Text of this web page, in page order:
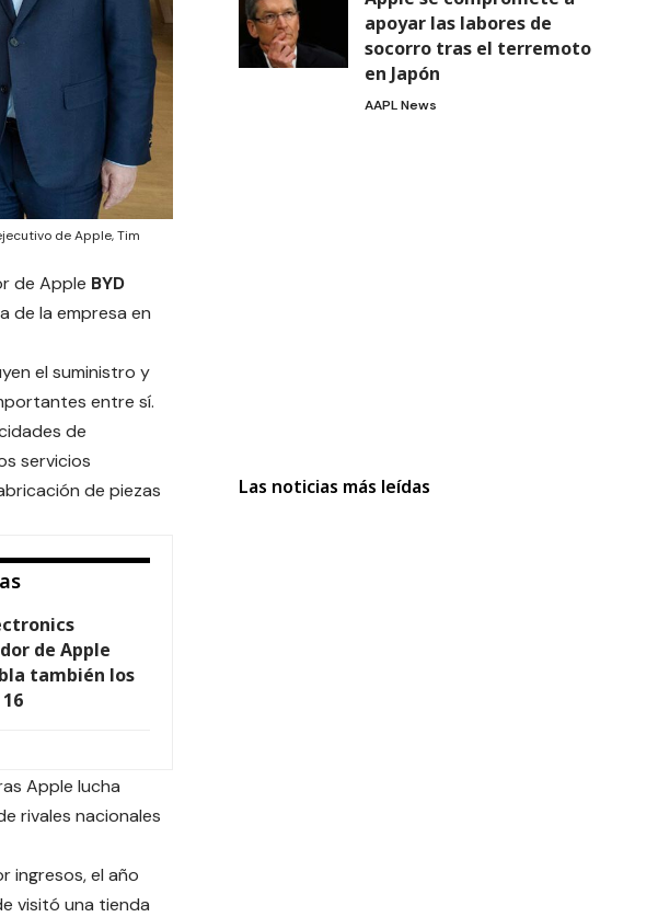
de Apple, Tim
de Apple BYD
de la empresa en
el suministro y
entre sí.
de
servicios
de piezas
de Apple
también los
Apple lucha
rivales nacionales
ingresos, el año
visitó una tienda
apoyar las labores de
socorro tras el terremoto
en Japón
AAPL News
Las noticias más leídas